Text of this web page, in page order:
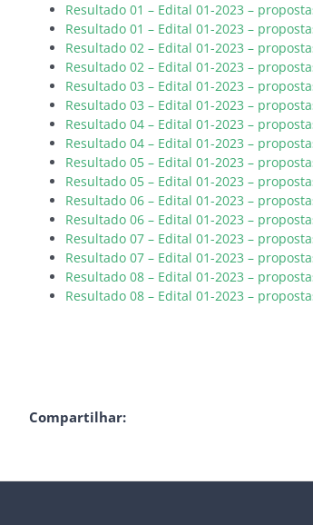
Resultado 01 – Edital 01-2023 –
Resultado 01 – Edital 01-2023 –
Resultado 02 – Edital 01-2023 –
Resultado 02 – Edital 01-2023 –
Resultado 03 – Edital 01-2023 –
Resultado 03 – Edital 01-2023 –
Resultado 04 – Edital 01-2023 –
Resultado 04 – Edital 01-2023 –
Resultado 05 – Edital 01-2023 –
Resultado 05 – Edital 01-2023 –
Resultado 06 – Edital 01-2023 –
Resultado 06 – Edital 01-2023 –
Resultado 07 – Edital 01-2023 –
Resultado 07 – Edital 01-2023 –
Resultado 08 – Edital 01-2023 –
Resultado 08 – Edital 01-2023 –
Compartilhar: